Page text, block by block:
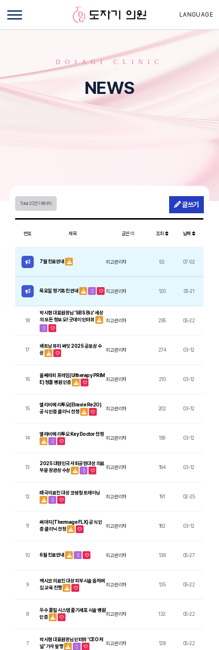
LANGUAGE
DOJAGI CLINIC
NEWS
Total 20건1 페이지 글쓰기
번호 제목 글쓴이 조회 날짜
7월 진료안내 최고관리자 92 07-02
목요일 정기휴진 안내 최고관리자 120 05-21
18
박시현 대표원장님 'SBS Biz' 세상
의 모든 정보 오! 굿데이 인터뷰
최고관리자 295 05-22
17
배트남 뷰티 써밋 2025 공로상 수
상
최고관리자 274 03-12
16
울쎄라피 프라임(Ultherapy PRIM
E) 정품 병원 인증
최고관리자 210 03-12
15
엘리비에 리투오(Elravie Re2O)
공식 인증 클리닉 선정
최고관리자 202 03-12
14
엘라비에 리투오 Key Doctor 선정
최고관리자 199 03-12
13
2025 대한민국 사회공헌대상 의료
부문 장관상 수상
최고관리자 194 03-12
12
태국의료진 대상 코성형 트레이닝
최고관리자 191 02-25
11
써마지(Thermage FLX) 공식 인
증 클리닉 선정
최고관리자 182 03-12
10 6월 진료안내 최고관리자 138 05-27
9
맥시코 의료진 대상 피부시술 옵저버
십 교육 진행
최고관리자 135 05-22
8
우수 품질 시스템 줄기세포 시술 병원
인증
최고관리자 132 05-22
7
박시현 대표원장님 인터뷰 'CEO 저
널' 기사 발행
최고관리자 128 05-22